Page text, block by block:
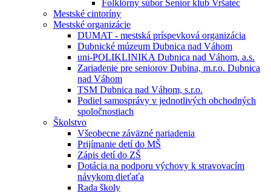
Folklórny súbor Senior klub Vršatec
Mestské cintoríny
Mestské organizácie
DUMAT - mestská príspevková organizácia
Dubnické múzeum Dubnica nad Váhom
uni-POLIKLINIKA Dubnica nad Váhom, a.s.
Zariadenie pre seniorov Dubina, m.r.o. Dubnica
nad Váhom
TSM Dubnica nad Váhom, s.r.o.
Podiel samosprávy v jednotlivých obchodných
spoločnostiach
Školstvo
Všeobecne záväzné nariadenia
Prijímanie detí do MŠ
Zápis detí do ZŠ
Dotácia na podporu výchovy k stravovacím
návykom dieťaťa
Rada školy